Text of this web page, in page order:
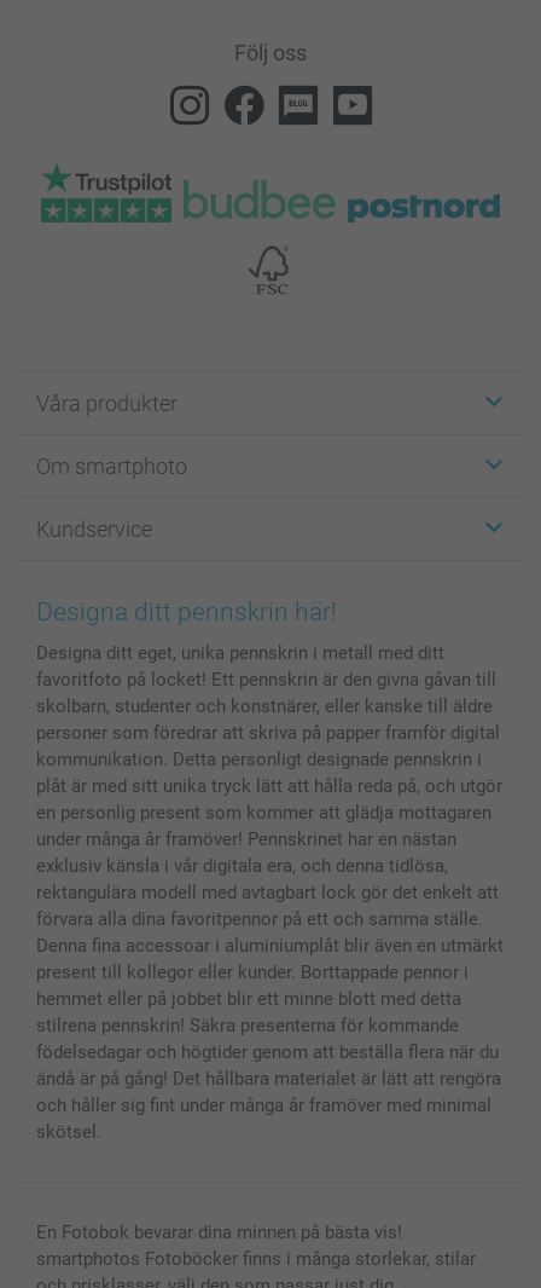
Följ oss
Våra produkter
Fotokort
Fotoböcker
Bilder, Fotoförstoring & Fotohäften
Skal till Mobil & Surfplatta
MyNameBook
Fotoalmanackor & Fotoagenda
Fotoramar & Tillbehör
Presentkort
Alla fotoprodukter
Om smartphoto
För affiliates
Cookie Policy
Sitemap
Villkor och garantier
Investor Relations
Kundservice
smartgaranti
smartbonus
Priser & betalning
Status på beställningar
Designa ditt pennskrin här!
Designa ditt eget, unika pennskrin i metall med ditt
favoritfoto på locket! Ett pennskrin är den givna gåvan till
skolbarn, studenter och konstnärer, eller kanske till äldre
personer som föredrar att skriva på papper framför digital
kommunikation. Detta personligt designade pennskrin i
plåt är med sitt unika tryck lätt att hålla reda på, och utgör
en personlig present som kommer att glädja mottagaren
under många år framöver! Pennskrinet har en nästan
exklusiv känsla i vår digitala era, och denna tidlösa,
rektangulära modell med avtagbart lock gör det enkelt att
förvara alla dina favoritpennor på ett och samma ställe.
Denna fina accessoar i aluminiumplåt blir även en utmärkt
present till kollegor eller kunder. Borttappade pennor i
hemmet eller på jobbet blir ett minne blott med detta
stilrena pennskrin! Säkra presenterna för kommande
födelsedagar och högtider genom att beställa flera när du
ändå är på gång! Det hållbara materialet är lätt att rengöra
och håller sig fint under många år framöver med minimal
skötsel.
En Fotobok bevarar dina minnen på bästa vis!
smartphotos Fotoböcker finns i många storlekar, stilar